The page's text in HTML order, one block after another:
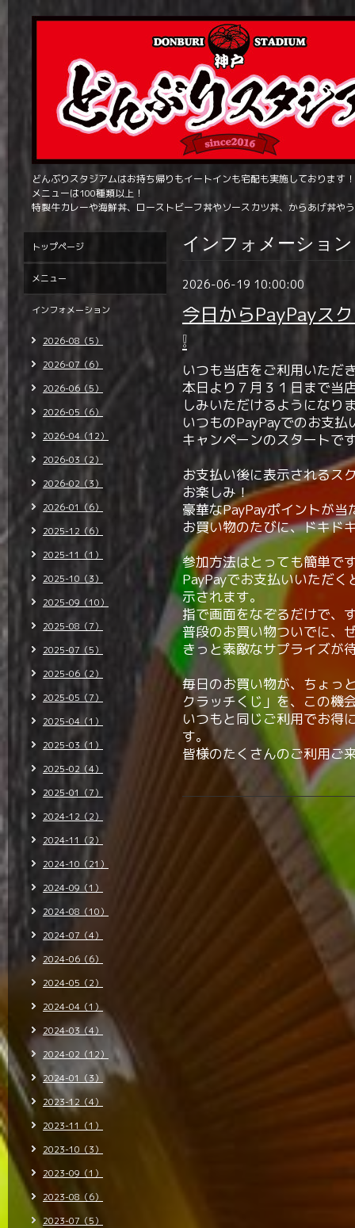
どんぶりスタジアムはお持ち帰りもイートインも宅配も実施しております！
メニューは100種類以上！
特製牛カレーや海鮮丼、ローストビーフ丼やソースカツ丼、からあげ丼や
インフォメーション
2026-06-19 10:00:00
今日からPayPayス
❕
いつも当店をご利用いただ
本日より７月３１日まで当
しみいただけるようになり
いつものPayPayでのお支
キャンペーンのスタートで
お支払い後に表示されるス
お楽しみ！
豪華なPayPayポイントが
お買い物のたびに、ドキド
参加方法はとっても簡単で
PayPayでお支払いいただ
示されます。
指で画面をなぞるだけで、
普段のお買い物ついでに、
きっと素敵なサプライズが
毎日のお買い物が、ちょっ
クラッチくじ」を、この機
いつもと同じご利用でお得
す。
皆様のたくさんのご利用ご
トップページ
メニュー
インフォメーション
2026-08（5）
2026-07（6）
2026-06（5）
2026-05（6）
2026-04（12）
2026-03（2）
2026-02（3）
2026-01（6）
2025-12（6）
2025-11（1）
2025-10（3）
2025-09（10）
2025-08（7）
2025-07（5）
2025-06（2）
2025-05（7）
2025-04（1）
2025-03（1）
2025-02（4）
2025-01（7）
2024-12（2）
2024-11（2）
2024-10（21）
2024-09（1）
2024-08（10）
2024-07（4）
2024-06（6）
2024-05（2）
2024-04（1）
2024-03（4）
2024-02（12）
2024-01（3）
2023-12（4）
2023-11（1）
2023-10（3）
2023-09（1）
2023-08（6）
2023-07（5）